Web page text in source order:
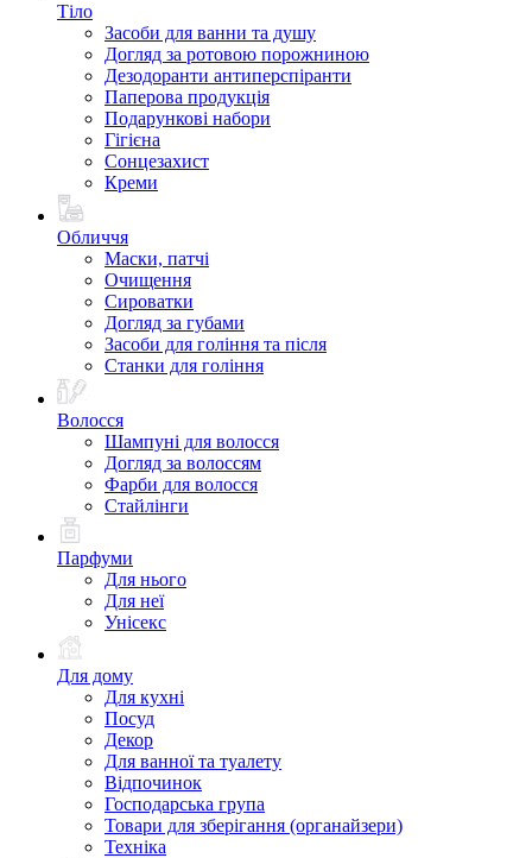
Тіло
Засоби для ванни та душу
Догляд за ротовою порожниною
Дезодоранти антиперспіранти
Паперова продукція
Подарункові набори
Гігієна
Сонцезахист
Креми
Обличчя
Маски, патчі
Очищення
Сироватки
Догляд за губами
Засоби для гоління та після
Станки для гоління
Волосся
Шампуні для волосся
Догляд за волоссям
Фарби для волосся
Стайлінги
Парфуми
Для нього
Для неї
Унісекс
Для дому
Для кухні
Посуд
Декор
Для ванної та туалету
Відпочинок
Господарська група
Товари для зберігання (органайзери)
Техніка